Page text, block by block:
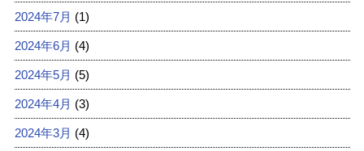
2024年7月 (1)
2024年6月 (4)
2024年5月 (5)
2024年4月 (3)
2024年3月 (4)